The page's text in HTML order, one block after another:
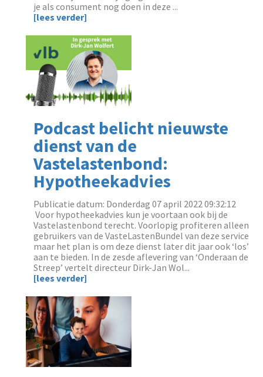
je als consument nog doen in deze ...
[lees verder]
Podcast belicht nieuwste
dienst van de
Vastelastenbond:
Hypotheekadvies
Publicatie datum: Donderdag 07 april 2022 09:32:12
‌ Voor hypotheekadvies kun je voortaan ook bij de
Vastelastenbond terecht. Voorlopig profiteren alleen
gebruikers van de VasteLastenBundel van deze service
maar het plan is om deze dienst later dit jaar ook ‘los’
aan te bieden. In de zesde aflevering van ‘Onderaan de
Streep’ vertelt directeur Dirk-Jan Wol...
[lees verder]